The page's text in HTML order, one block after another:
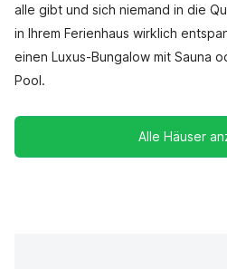
alle gibt und sich niemand in die
in Ihrem Ferienhaus wirklich
einen Luxus-Bungalow mit Sauna
Pool.
Alle Häuser